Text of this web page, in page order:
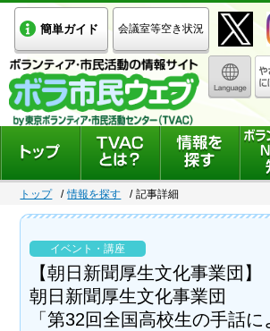
簡単ガイド 会議室等空き状況
トップ 情報を探す 記事詳細
イベント・講座
【朝日新聞厚生文化事業団】
朝日新聞厚生文化事業団
「第32回全国高校生の手話